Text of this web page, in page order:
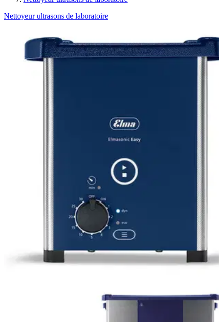
Nettoyeur ultrasons de laboratoire